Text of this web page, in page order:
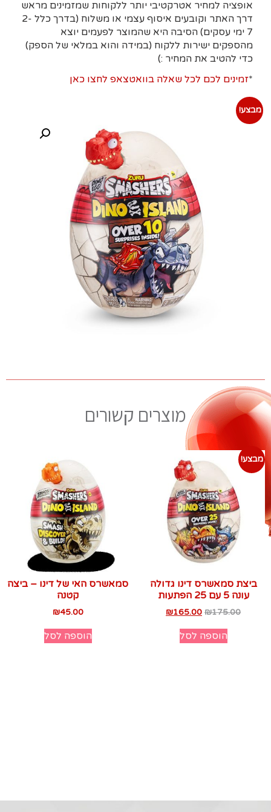
אופציה למחיר אטרקטיבי יותר ללקוחות שמזמינים מראש
דרך האתר וקובעים איסוף עצמי או משלוח (בדרך כלל 2-
7 ימי עסקים)
הסיבה היא שהמוצר לפעמים יוצא
מהספקים ישירות ללקוח (במידה והוא במלאי של הספק)
כדי להטיב את המחיר :)
*זמינים לכם לכל שאלה בוואטצאפ לחצו כאן
מבצע!
מוצרים קשורים
מבצע!
ביצת סמאשרס דינו גדולה
עונה 5 עם 25 הפתעות
₪175.00
₪165.00
הוספה לסל
סמאשרס האי של דינו – ביצה
קטנה
₪45.00
הוספה לסל